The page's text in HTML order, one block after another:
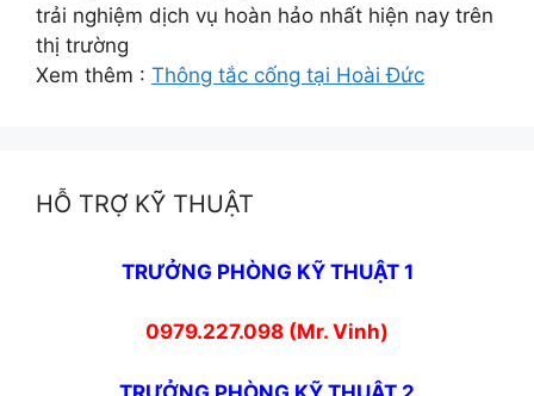
trải nghiệm dịch vụ hoàn hảo nhất hiện nay trên
thị trường
Xem thêm : Thông tắc cống tại Hoài Đức
HỖ TRỢ KỸ THUẬT
TRƯỞNG PHÒNG KỸ THUẬT 1
0979.227.098 (Mr. Vinh)